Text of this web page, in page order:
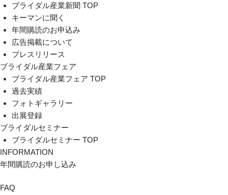
ブライダル産業新聞 TOP
キーマンに聞く
年間購読のお申込み
広告掲載について
プレスリリース
ブライダル産業フェア
ブライダル産業フェア TOP
過去実績
フォトギャラリー
出展登録
ブライダルセミナー
ブライダルセミナー TOP
INFORMATION
年間購読のお申し込み
FAQ